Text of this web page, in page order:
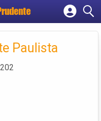
empresa
Paulista
202